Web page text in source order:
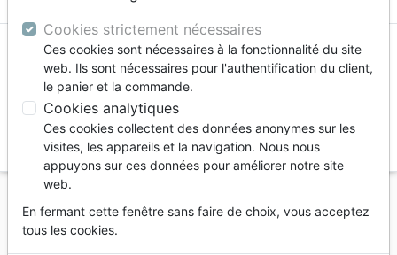
menu
Vous ne pouvez pas créer de nouvelle commande
depuis votre pays (United States).
Cookies strictement nécessaires
Ces cookies sont nécessaires à la fonctionnalité du site
web. Ils sont nécessaires pour l'authentification du client,
le panier et la commande.
Cookies analytiques
Ces cookies collectent des données anonymes sur les
visites, les appareils et la navigation. Nous nous
appuyons sur ces données pour améliorer notre site
web.
En fermant cette fenêtre sans faire de choix, vous acceptez
tous les cookies.